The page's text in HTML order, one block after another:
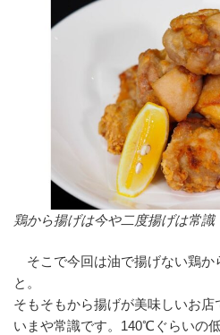
鶏から揚げは今や二度揚げは常識
そこで今回は油で揚げない鶏か
と。
そもそもから揚げが美味しいお店
いまや常識です。140℃ぐらいの